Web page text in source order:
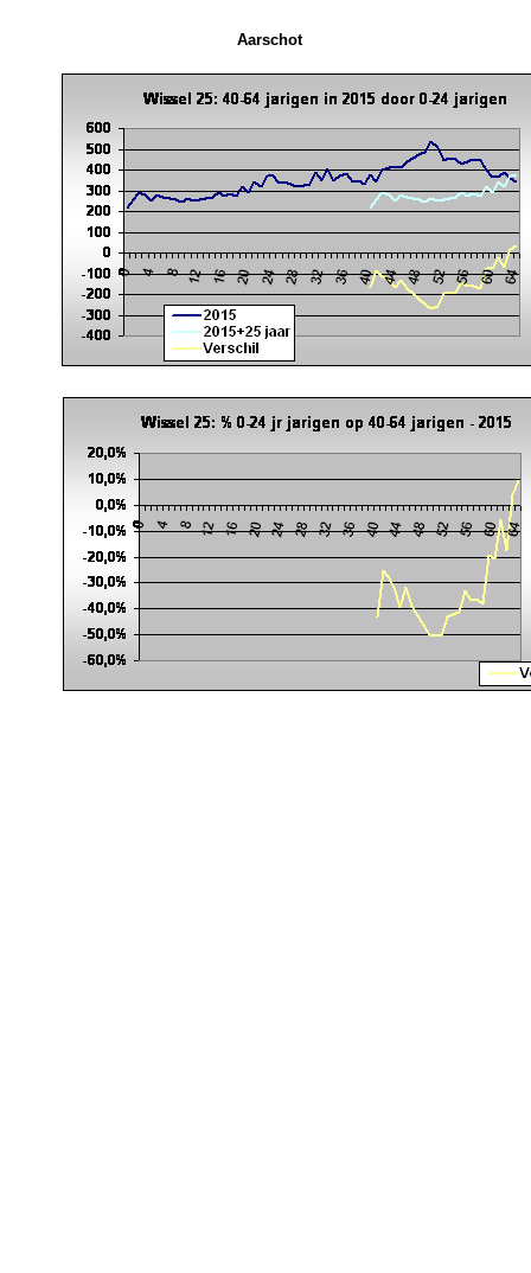
Aarschot